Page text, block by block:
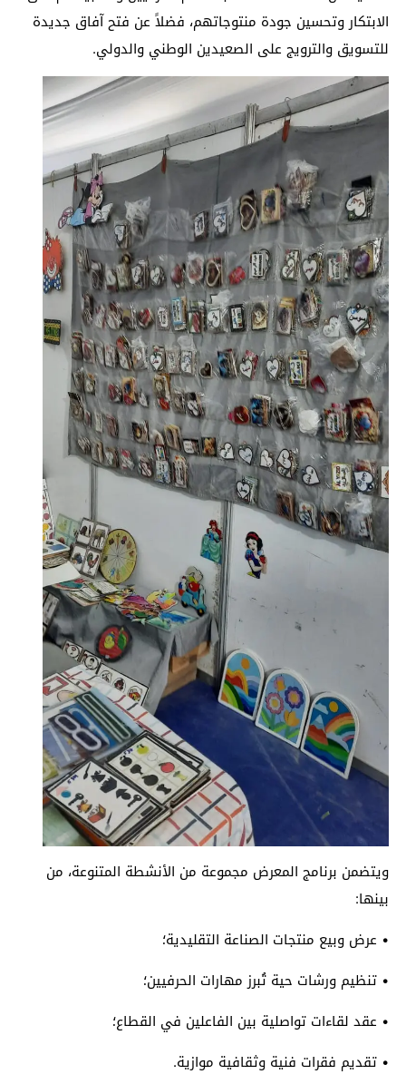
الابتكار وتحسين جودة منتوجاتهم، فضلاً عن فتح آفاق جديدة
للتسويق والترويج على الصعيدين الوطني والدولي.
ويتضمن برنامج المعرض مجموعة من الأنشطة المتنوعة، من
بينها:
• عرض وبيع منتجات الصناعة التقليدية؛
• تنظيم ورشات حية تُبرز مهارات الحرفيين؛
• عقد لقاءات تواصلية بين الفاعلين في القطاع؛
• تقديم فقرات فنية وثقافية موازية.